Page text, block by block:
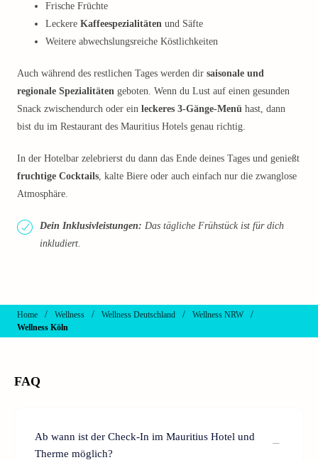
Frische Früchte
Leckere Kaffeespezialitäten und Säfte
Weitere abwechslungsreiche Köstlichkeiten
Auch während des restlichen Tages werden dir saisonale und
regionale Spezialitäten geboten. Wenn du Lust auf einen gesunden
Snack zwischendurch oder ein leckeres 3-Gänge-Menü hast, dann
bist du im Restaurant des Mauritius Hotels genau richtig.
In der Hotelbar zelebrierst du dann das Ende deines Tages und genießt
fruchtige Cocktails, kalte Biere oder auch einfach nur die zwanglose
Atmosphäre.
Dein Inklusivleistungen: Das tägliche Frühstück ist für dich
inkludiert.
Home / Wellness / Wellness Deutschland / Wellness NRW /
Wellness Köln
FAQ
Ab wann ist der Check-In im Mauritius Hotel und
Therme möglich?